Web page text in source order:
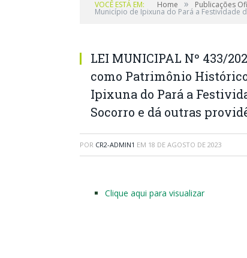
VOCÊ ESTÁ EM: Home » Publicações
Município de Ipixuna do Pará a Festividade
LEI MUNICIPAL Nº 433/
como Patrimônio
Ipixuna do Pará a
Socorro e dá outras
POR CR2-ADMIN1 EM 18 DE AGOSTO DE 2023
Clique aqui para visualizar